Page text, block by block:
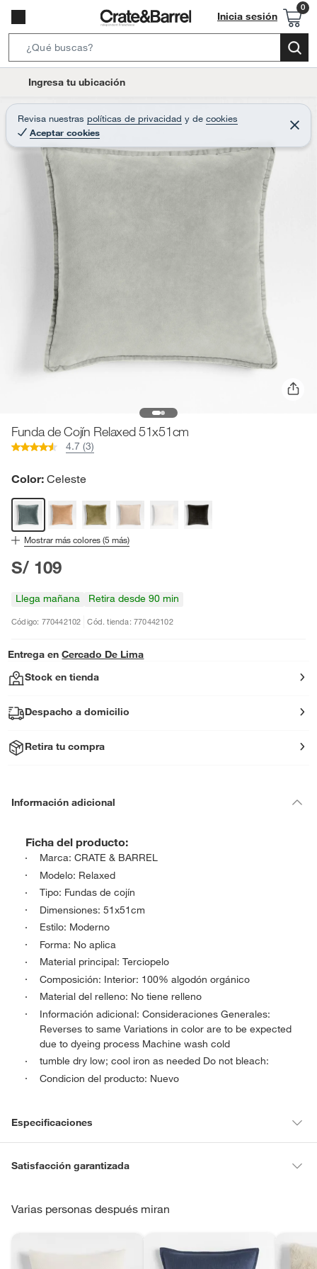
Inicia sesión
e
r
c
B
t
Ingresa tu ubicación
Revisa nuestras políticas de privacidad y de cookies
Aceptar cookies
C
e
r
Funda de Cojín Relaxed 51x51cm
4.7 (3)
Color: Celeste
Mostrar más colores (5 más)
S/ 109
Llega mañana Retira desde 90 min
Código: 770442102 Cód. tienda: 770442102
Entrega en Cercado De Lima
Stock en tienda
Despacho a domicilio
Retira tu compra
Información adicional
Ficha del producto:
Marca: CRATE & BARREL
Modelo: Relaxed
Tipo: Fundas de cojín
Dimensiones: 51x51cm
Estilo: Moderno
Forma: No aplica
Material principal: Terciopelo
Composición: Interior: 100% algodón orgánico
Material del relleno: No tiene relleno
Información adicional: Consideraciones Generales:
Reverses to same Variations in color are to be expected
due to dyeing process Machine wash cold
tumble dry low; cool iron as needed Do not bleach:
Condicion del producto: Nuevo
Especificaciones
Material del relleno
Material Algodón orgánico,Terciopelo
Modelo Relaxed
Satisfacción garantizada
para hacer una devolución.
cambiar. Conoce cuáles son:
Varias personas después miran